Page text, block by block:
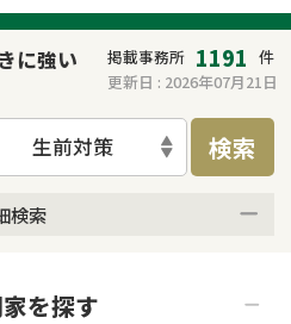
に強い
掲載事務所 1191 件
更新日 : 2026年07月21日
生前対策 検索
検索
土日祝の相談可能
を探す